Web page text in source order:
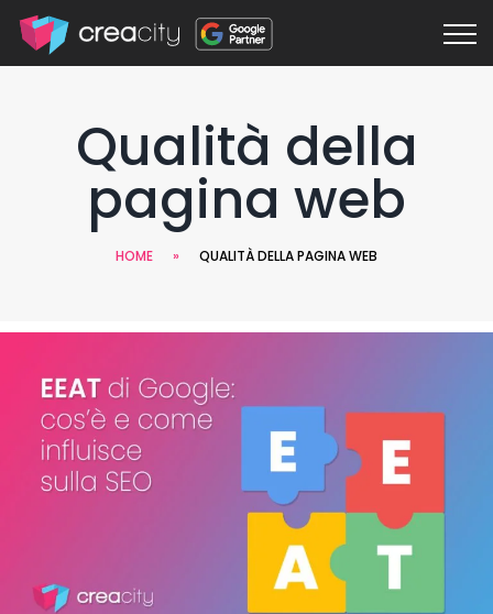
Qualità della
pagina web
HOME » QUALITÀ DELLA PAGINA WEB